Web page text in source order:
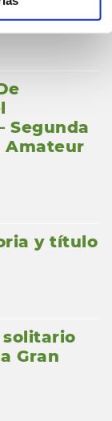
Segunda
Amateur
y título
solitario
Gran